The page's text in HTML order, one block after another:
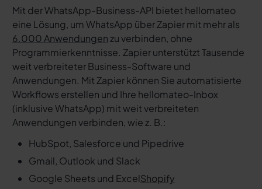
Mit der WhatsApp-Business-API bietet hellomateo
eine Lösung, um WhatsApp über Zapier mit mehr als
6.000 Anwendungenzu verbinden, ohne
Programmierkenntnisse. Zapier unterstützt Tausende
weit verbreiteter Business-Software und
Anwendungen. Mit Zapier können Sie automatisierte
Workflows erstellen und Ihre hellomateo-Inbox
(inklusive WhatsApp) mit weit verbreiteten
Anwendungen verbinden, wie z. B.:
HubSpot, Salesforce und Pipedrive
Gmail, Outlook und Slack
Google Sheets und ExcelShopify